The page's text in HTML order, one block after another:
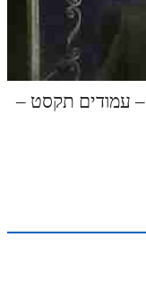
הדף היומי בתע"ס חלק ז' שיעור 48 – עמודים תקסט –